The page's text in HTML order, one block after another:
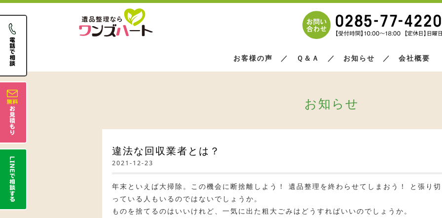
お客様の声 ／ Ｑ＆Ａ ／ お知らせ ／ 会社概要
お知らせ
違法な回収業者とは？
2021-12-23
年末といえば大掃除。この機会に断捨離しよう！ 遺品整理を終わらせてしまおう！ と張り切
っている人もいるのではないでしょうか。
ものを捨てるのはいいけれど、一気に出た粗大ごみはどうすればいいのでしょうか。